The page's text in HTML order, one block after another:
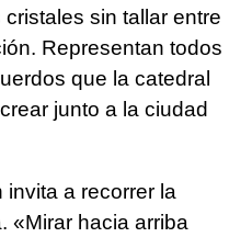
sin tallar entre
Representan todos
que la catedral
junto a la ciudad
invita a recorrer la
«Mirar hacia arriba